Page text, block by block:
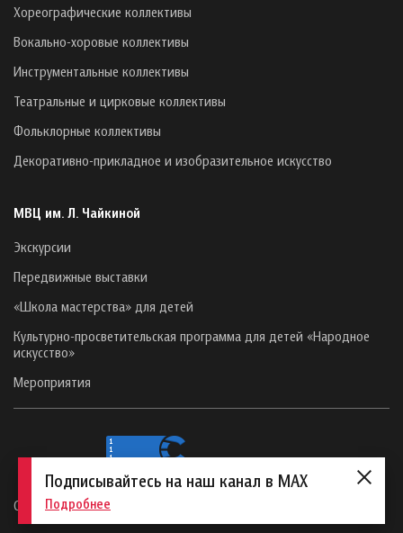
Хореографические коллективы
Вокально-хоровые коллективы
Инструментальные коллективы
Театральные и цирковые коллективы
Фольклорные коллективы
Декоративно-прикладное и изобразительное искусство
МВЦ им. Л. Чайкиной
Экскурсии
Передвижные выставки
«Школа мастерства» для детей
Культурно-просветительская программа для детей «Народное
искусство»
Мероприятия
Сайт создан
Подписывайтесь на наш канал в MAX
Подробнее